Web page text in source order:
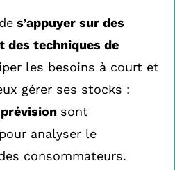
s’appuyer sur des
des techniques de
les besoins à court et
gérer ses stocks :
sont
analyser le
consommateurs.